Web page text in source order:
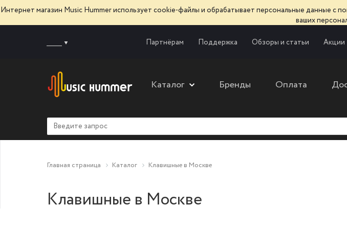
Интернет магазин Music Hummer использует сооkie-файлы и обрабатывает персональные данные
ваших
Партнёрам Поддержка Обзоры и статьи Акции
Каталог Бренды Оплата
Главная страница Каталог Клавишные в Москве
Клавишные в Москве